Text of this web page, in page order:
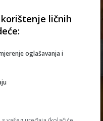
korištenje ličnih
oglašavanja i